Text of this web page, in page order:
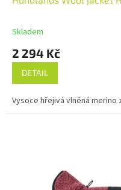
A
Skladem
2 294 Kč
DETAIL
Vysoce hřejivá vlněná merino